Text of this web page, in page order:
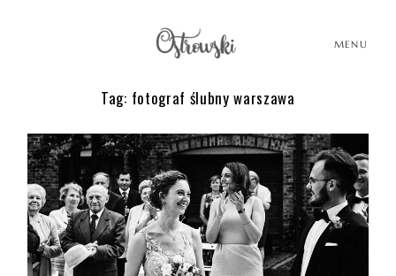
MENU
Tag: fotograf ślubny warszawa
HISTORIE
PORTFOLIO